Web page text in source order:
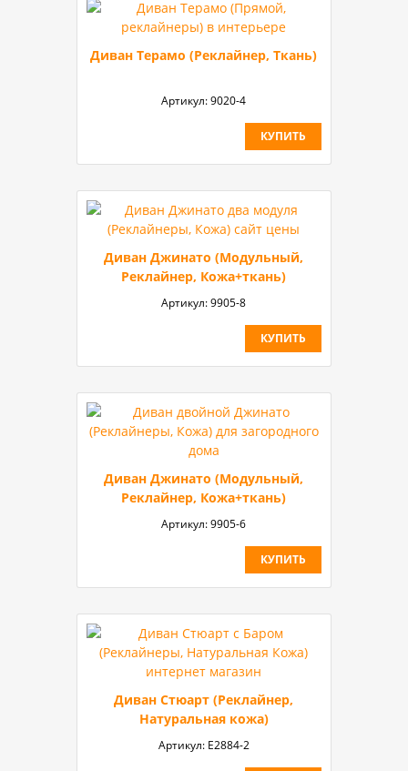
Диван Терамо (Реклайнер, Ткань)
Артикул:9020-4
КУПИТЬ
Диван Джинато (Модульный,
Реклайнер, Кожа+ткань)
Артикул:9905-8
КУПИТЬ
Диван Джинато (Модульный,
Реклайнер, Кожа+ткань)
Артикул:9905-6
КУПИТЬ
Диван Стюарт (Реклайнер,
Натуральная кожа)
Артикул: E2884-2